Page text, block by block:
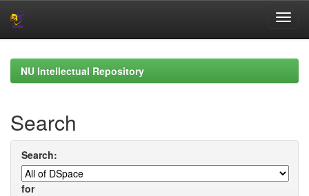
navigationNU Intellectual Repository
Search
Search:
for